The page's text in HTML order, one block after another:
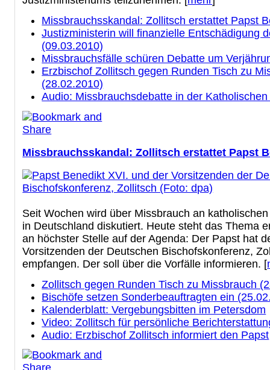
Missbrauchsskandal: Zollitsch erstattet Papst
Justizministerin will finanzielle Entschädigung
(09.03.2010)
Missbrauchsfälle schüren Debatte um
Erzbischof Zollitsch gegen Runden Tisch zu
(28.02.2010)
Audio: Missbrauchsdebatte in der
Missbrauchsskandal: Zollitsch erstattet Papst
Seit Wochen wird über Missbrauch an
in Deutschland diskutiert. Heute steht das Thema
an höchster Stelle auf der Agenda: Der Papst hat
Vorsitzenden der Deutschen Bischofskonferenz,
empfangen. Der soll über die Vorfälle informieren. [
Zollitsch gegen Runden Tisch zu Missbrauch
Bischöfe setzen Sonderbeauftragten ein
Kalenderblatt: Vergebungsbitten im Petersdom
Video: Zollitsch für persönliche
Audio: Erzbischof Zollitsch informiert den Papst